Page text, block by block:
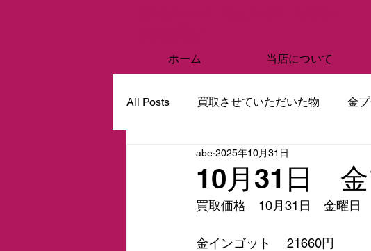
ホーム 当店について
All Posts 買取させていただいた物 金
10月31日 金
abe 2025年10月31日
買取価格　10月31日　金曜日
金インゴット　 21660円